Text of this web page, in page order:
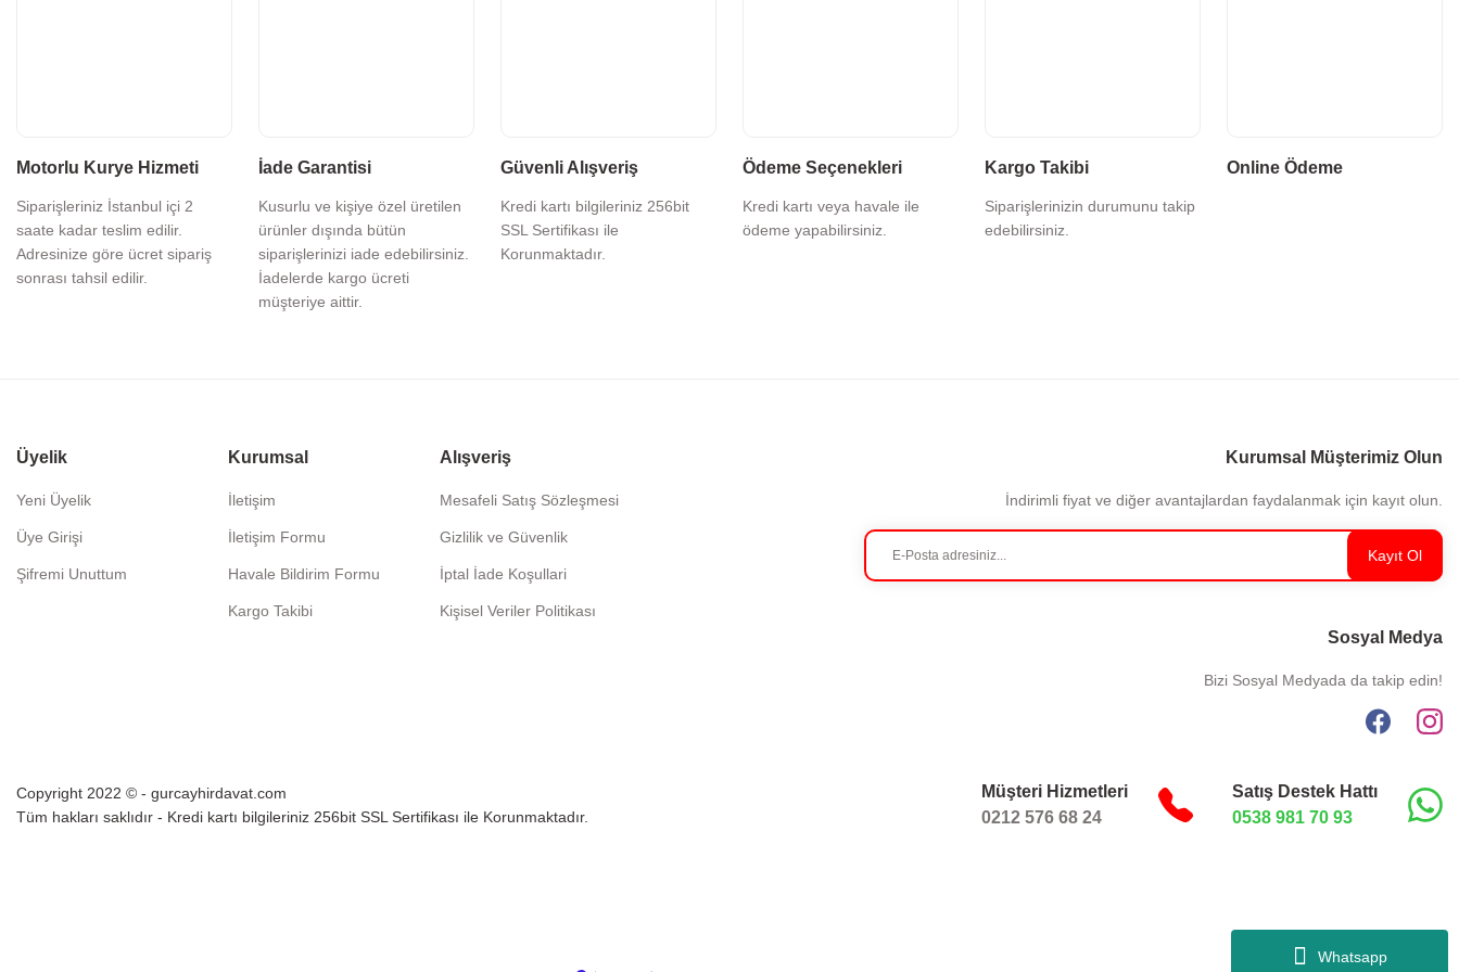
Whatsapp
Motorlu Kurye Hizmeti
Siparişleriniz İstanbul içi 2
saate kadar teslim edilir.
Adresinize göre ücret sipariş
sonrası tahsil edilir.
İade Garantisi
Kusurlu ve kişiye özel üretilen
ürünler dışında bütün
siparişlerinizi iade edebilirsiniz.
İadelerde kargo ücreti
müşteriye aittir.
Güvenli Alışveriş
Kredi kartı bilgileriniz 256bit
SSL Sertifikası ile
Korunmaktadır.
Ödeme Seçenekleri
Kredi kartı veya havale ile
ödeme yapabilirsiniz.
Kargo Takibi
Siparişlerinizin durumunu takip
edebilirsiniz.
Online Ödeme
Üyelik
Yeni Üyelik
Üye Girişi
Şifremi Unuttum
Kurumsal
İletişim
İletişim Formu
Havale Bildirim Formu
Kargo Takibi
Alışveriş
Mesafeli Satış Sözleşmesi
Gizlilik ve Güvenlik
İptal İade Koşullari
Kişisel Veriler Politikası
Kurumsal Müşterimiz Olun
İndirimli fiyat ve diğer avantajlardan faydalanmak için kayıt olun.
Kayıt Ol
Sosyal Medya
Bizi Sosyal Medyada da takip edin!
Copyright 2022 © - gurcayhirdavat.com
Tüm hakları saklıdır - Kredi kartı bilgileriniz 256bit SSL Sertifikası ile Korunmaktadır.
Müşteri Hizmetleri
0212 576 68 24
Satış Destek Hattı
0538 981 70 93